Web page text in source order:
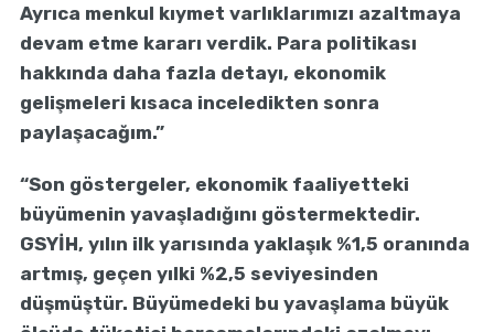
Ayrıca menkul kıymet varlıklarımızı azaltmaya
devam etme kararı verdik. Para politikası
hakkında daha fazla detayı, ekonomik
gelişmeleri kısaca inceledikten sonra
paylaşacağım.”
“Son göstergeler, ekonomik faaliyetteki
büyümenin yavaşladığını göstermektedir.
GSYİH, yılın ilk yarısında yaklaşık %1,5 oranında
artmış, geçen yılki %2,5 seviyesinden
düşmüştür. Büyümedeki bu yavaşlama büyük